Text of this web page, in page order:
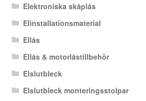
Elektroniska skåplås
Elinstallationsmaterial
Ellås
Ellås & motorlåstillbehör
Elslutbleck
Elslutbleck monteringsstolpar